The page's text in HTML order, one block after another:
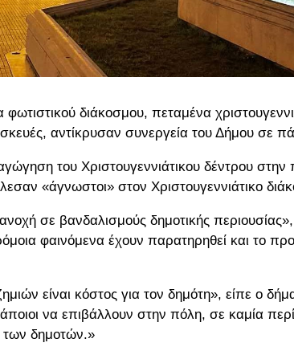
διάκοσμου, πεταμένα
αντίκρυσαν συνεργεία του Δήμου σε
του Χριστουγεννιάτικου δέντρου στην
«άγνωστοι» στον Χριστουγεννιάτικο
σε βανδαλισμούς δημοτικής
φαινόμενα έχουν παρατηρηθεί και το
είναι κόστος για τον δημότη», είπε ο
να επιβάλλουν στην πόλη, σε καμία
των δημοτών.»